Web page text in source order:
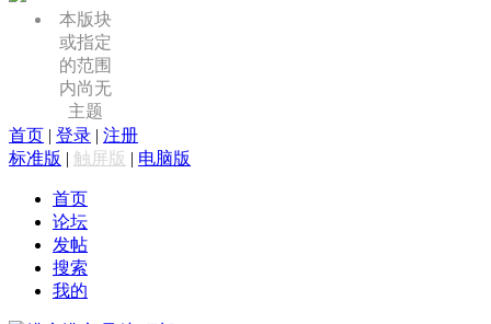
本版块
或指定
的范围
内尚无
主题
首页 | 登录 | 注册
标准版 | 触屏版 | 电脑版
首页
论坛
发帖
搜索
我的